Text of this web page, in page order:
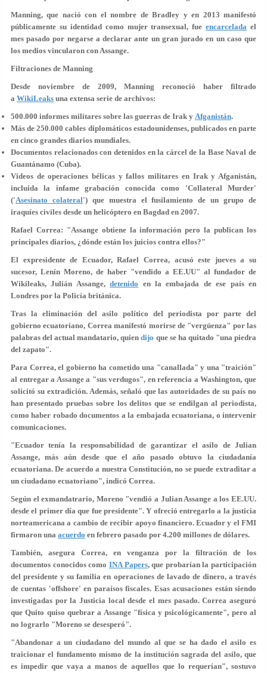
Manning, que nació con el nombre de Bradley y en 2013 manifestó
públicamente su identidad como mujer transexual, fueencarcelada el
mes pasado por negarse a declarar ante un gran jurado en un caso que
los medios vincularon con Assange.
Filtraciones de Manning
Desde noviembre de 2009, Manning reconoció haber filtrado
a WikiLeaks una extensa serie de archivos:
500.000 informes militares sobre las guerras de Irak y Afganistán.
Más de 250.000 cables diplomáticos estadounidenses, publicados en parte
en cinco grandes diarios mundiales.
Documentos relacionados con detenidos en la cárcel de la Base Naval de
Guantánamo (Cuba).
Videos de operaciones bélicas y fallos militares en Irak y Afganistán,
incluida la infame grabación conocida como 'Collateral Murder'
('Asesinato colateral') que muestra el fusilamiento de un grupo de
iraquíes civiles desde un helicóptero en Bagdad en 2007.
Rafael Correa: "Assange obtiene la información pero la publican los
principales diarios, ¿dónde están los juicios contra ellos?"
El expresidente de Ecuador, Rafael Correa, acusó este jueves a su
sucesor, Lenín Moreno, de haber "vendido a EE.UU" al fundador de
Wikileaks, Julián Assange,detenido en la embajada de ese país en
Londres por la Policía británica.
Tras la eliminación del asilo político del periodista por parte del
gobierno ecuatoriano, Correa manifestó morirse de "vergüenza" por las
palabras del actual mandatario, quiendijo que se ha quitado "una piedra
del zapato".
Para Correa, el gobierno ha cometido una "canallada" y una "traición"
al entregar a Assange a "sus verdugos", en referencia a Washington, que
solicitó su extradición. Además, señaló que las autoridades de su país no
han presentado pruebas sobre los delitos que se endilgan al periodista,
como haber robado documentos a la embajada ecuatoriana, o intervenir
comunicaciones.
"Ecuador tenía la responsabilidad de garantizar el asilo de Julian
Assange, más aún desde que el año pasado obtuvo la ciudadanía
ecuatoriana. De acuerdo a nuestra Constitución, no se puede extraditar a
un ciudadano ecuatoriano", indicó Correa.
Según el exmandatrario, Moreno "vendió a Julian Assange a los EE.UU.
desde el primer día que fue presidente". Y ofreció entregarlo a la justicia
norteamericana a cambio de recibir apoyo financiero. Ecuador y el FMI
firmaron una acuerdo en febrero pasado por 4.200 millones de dólares.
También, asegura Correa, en venganza por la filtración de los
documentos conocidos como INA Papers, que probarían la participación
del presidente y su familia en operaciones de lavado de dinero, a través
de cuentas 'offshore' en paraísos fiscales. Esas acusaciones están siendo
investigadas por la Justicia local desde el mes pasado. Correa aseguró
que Quito quiso quebrar a Assange "física y psicológicamente", pero al
no lograrlo "Moreno se desesperó".
"Abandonar a un ciudadano del mundo al que se ha dado el asilo es
traicionar el fundamento mismo de la institución sagrada del asilo, que
es impedir que vaya a manos de aquellos que lo requerían", sostuvo